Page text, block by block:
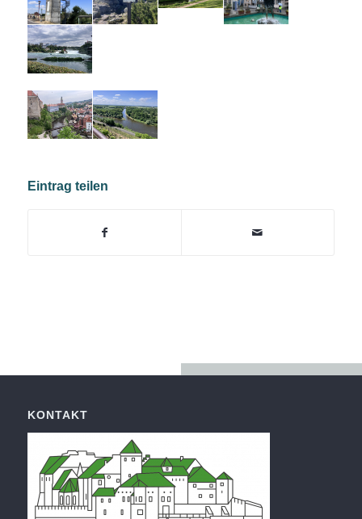
Eintrag teilen
KONTAKT